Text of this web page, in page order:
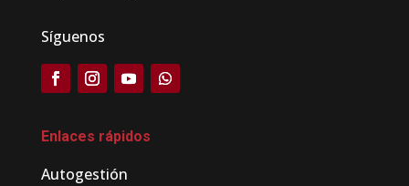
Síguenos
Enlaces rápidos
Autogestión